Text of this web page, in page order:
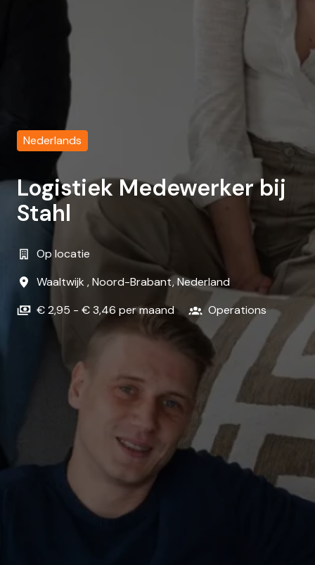
Nederlands
Logistiek Medewerker bij
Stahl
Op locatie
Waaltwijk ,Noord-Brabant,Nederland
€ 2,95 - € 3,46 per maand
Operations